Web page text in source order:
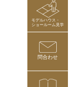
モデルハウス・
ショールーム見学
問合わせ